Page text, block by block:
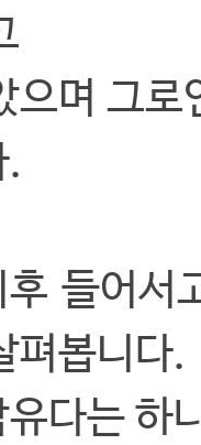
으며 그
들어서
펴봅니다.
다는 하